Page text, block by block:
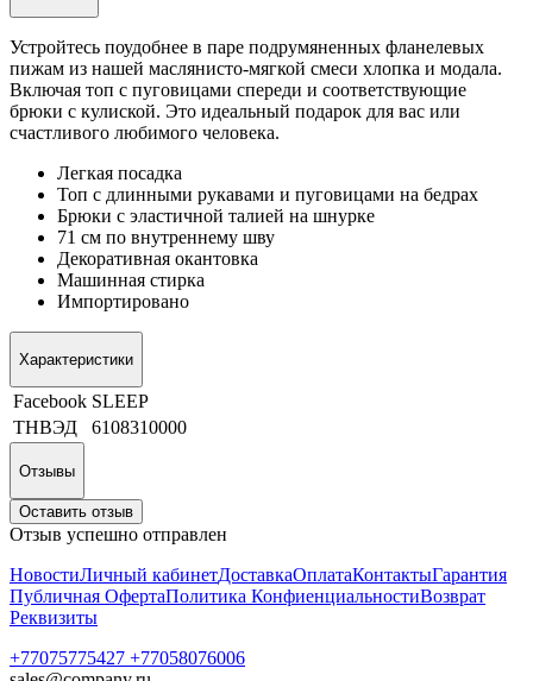
Устройтесь поудобнее в паре подрумяненных фланелевых
пижам из нашей маслянисто-мягкой смеси хлопка и модала.
Включая топ с пуговицами спереди и соответствующие
брюки с кулиской. Это идеальный подарок для вас или
счастливого любимого человека.
Легкая посадка
Топ с длинными рукавами и пуговицами на бедрах
Брюки с эластичной талией на шнурке
71 см по внутреннему шву
Декоративная окантовка
Машинная стирка
Импортировано
Характеристики
Facebook SLEEP
ТНВЭД
6108310000
Отзывы
Оставить отзыв
Отзыв успешно отправлен
НовостиЛичный кабинетДоставкаОплатаКонтактыГарантия
Публичная ОфертаПолитика КонфиенциальностиВозврат
Реквизиты
+77075775427 +77058076006